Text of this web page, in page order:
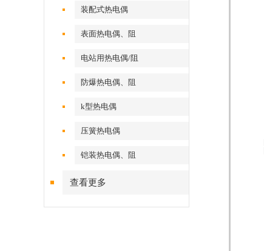
装配式热电偶
表面热电偶、阻
电站用热电偶/阻
防爆热电偶、阻
k型热电偶
压簧热电偶
铠装热电偶、阻
查看更多